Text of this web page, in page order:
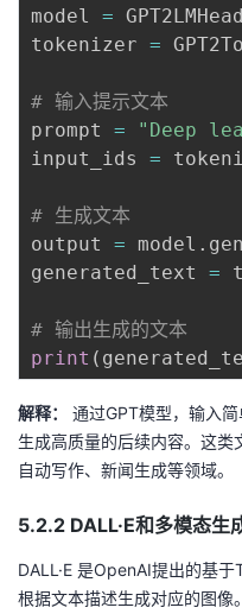
model =
tokenizer =
# 输入提示文本
prompt =
"Deep
input_ids =
# 生成文本
output = model .
generated_text =
# 输出生成的文本
print (
解释：
通过GPT模型，输入
生成高质量的后续内容。这类
自动写作、新闻生成等领域。
5.2.2 DALL·E和多模态生
DALL·E 是OpenAI提出的基
根据文本描述生成对应的图像